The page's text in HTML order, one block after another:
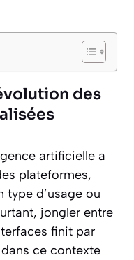
des
artificielle a
plateformes,
type d’usage ou
jongler entre
finit par
ce contexte